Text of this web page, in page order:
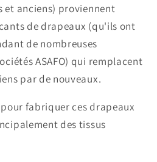
et anciens) proviennent
de drapeaux (qu'ils ont
de nombreuses
ASAFO) qui remplacent
par de nouveaux.
fabriquer ces drapeaux
des tissus